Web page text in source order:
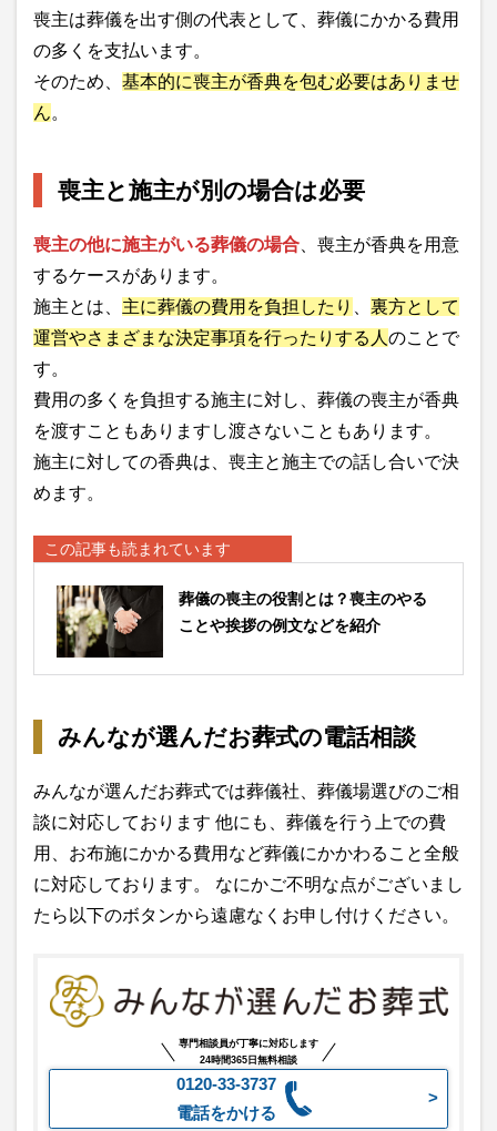
喪主は葬儀を出す側の代表として、葬儀にかかる費用
の多くを支払います。
そのため、 基本的に喪主が香典を包む必要はありませ
ん。
喪主と施主が別の場合は必要
喪主の他に施主がいる葬儀の場合、喪主が香典を用意
するケースがあります。
施主とは、 主に葬儀の費用を負担したり 、 裏方として
運営やさまざまな決定事項を行ったりする人のことで
す。
費用の多くを負担する施主に対し、葬儀の喪主が香典
を渡すこともありますし渡さないこともあります。
施主に対しての香典は、喪主と施主での話し合いで決
めます。
この記事も読まれています
葬儀の喪主の役割とは？喪主のやる
ことや挨拶の例文などを紹介
みんなが選んだお葬式の電話相談
みんなが選んだお葬式では葬儀社、葬儀場選びのご相
談に対応しております 他にも、葬儀を行う上での費
用、お布施にかかる費用など葬儀にかかわること全般
に対応しております。 なにかご不明な点がございまし
たら以下のボタンから遠慮なくお申し付けください。
専門相談員が丁寧に対応します
24時間365日無料相談
0120-33-3737
電話をかける